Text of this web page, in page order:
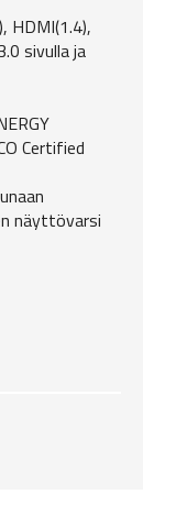
HDMI(1.4),
sivulla ja
Certified
näyttövarsi